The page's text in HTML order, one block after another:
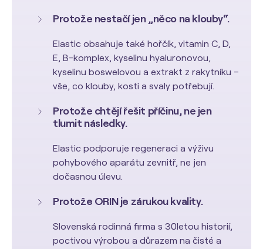
Protože nestačí jen „něco na klouby“.
Elastic obsahuje také hořčík, vitamin C, D,
E, B-komplex, kyselinu hyaluronovou,
kyselinu boswelovou a extrakt z rakytníku –
vše, co klouby, kosti a svaly potřebují.
Protože chtějí řešit příčinu, ne jen
tlumit následky.
Elastic podporuje regeneraci a výživu
pohybového aparátu zevnitř, ne jen
dočasnou úlevu.
Protože ORIN je zárukou kvality.
Slovenská rodinná firma s 30letou historií,
poctivou výrobou a důrazem na čisté a